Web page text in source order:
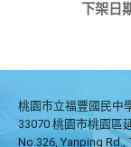
下架日
桃園市立福豐國民中
33070 桃園市桃園區
No.326, Yanping Rd.,